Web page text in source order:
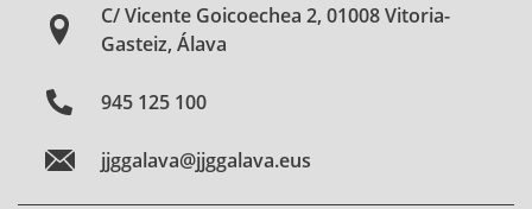
C/ Vicente Goicoechea 2, 01008 Vitoria-
Gasteiz, Álava
945 125 100
jjggalava@jjggalava.eus